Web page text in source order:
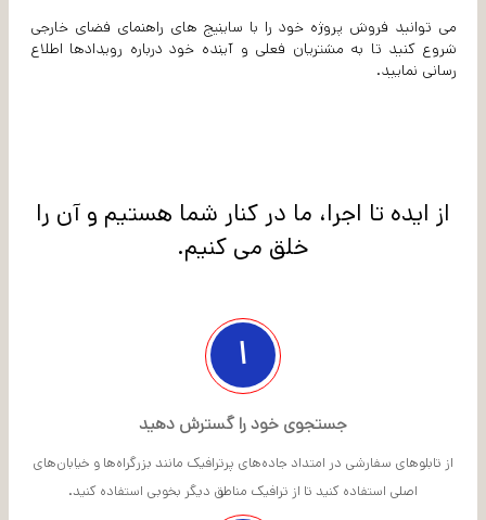
می توانید فروش پروژه خود را با ساینیج های راهنمای فضای خارجی
شروع کنید تا به مشتریان فعلی و آینده خود درباره رویدادها اطلاع
رسانی نمایید.
از ایده تا اجرا، ما در کنار شما هستیم و آن را
خلق می کنیم.
۱
جستجوی خود را گسترش دهید
از تابلوهای سفارشی در امتداد جاده‌های پرترافیک مانند بزرگراه‌ها و خیابان‌های
اصلی استفاده کنید تا از ترافیک مناطق دیگر بخوبی استفاده کنید.